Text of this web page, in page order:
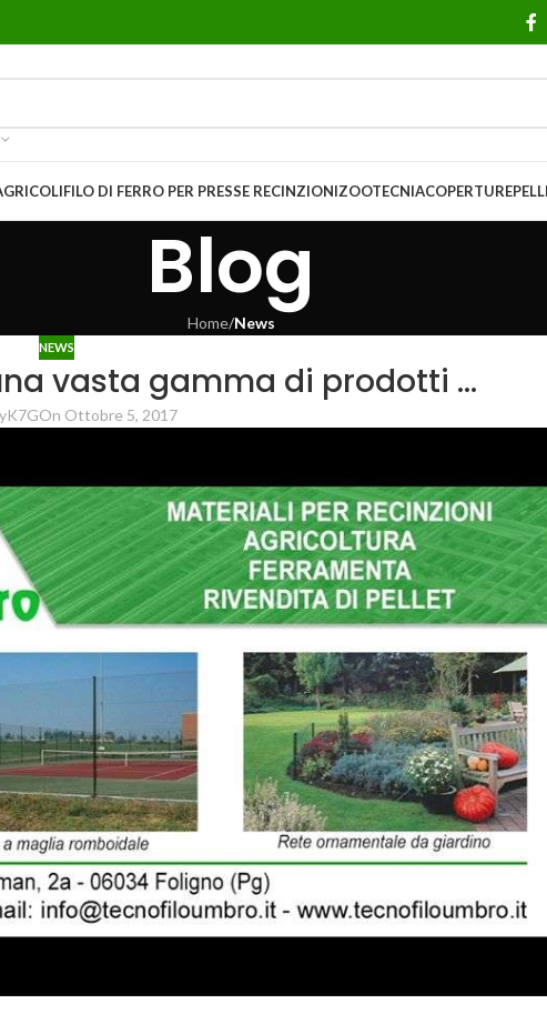
FILO DI FERRO PER PRESSE RECINZIONIZOOTECNIACOPERTURE
Blog
Home/News
NEWS
vasta gamma di prodotti …
K7GOn Ottobre 5, 2017